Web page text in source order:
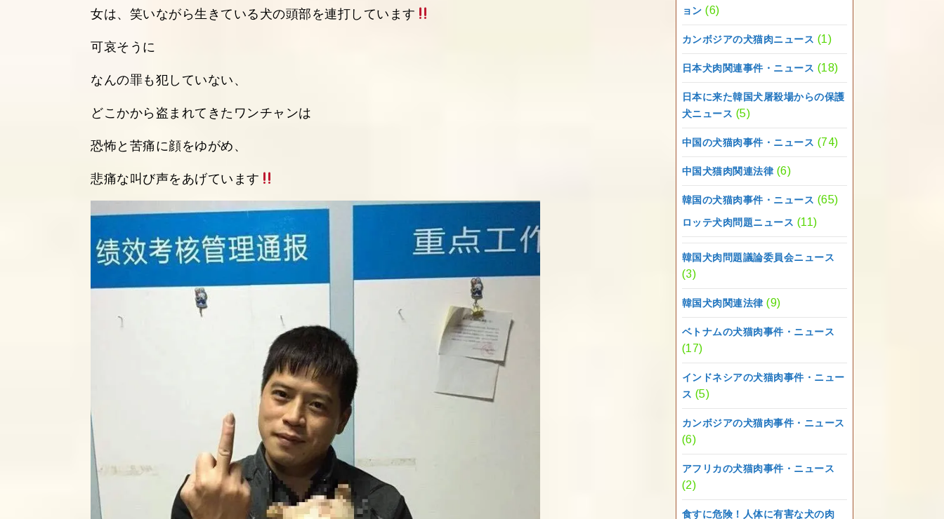
女は、笑いながら生きている犬の頭部を連打しています
可哀そうに
なんの罪も犯していない、
どこかから盗まれてきたワンチャンは
恐怖と苦痛に顔をゆがめ、
悲痛な叫び声をあげています
ョン (6)
カンボジアの犬猫肉ニュース (1)
日本犬肉関連事件・ニュース (18)
日本に来た韓国犬屠殺場からの保護
犬ニュース (5)
中国の犬猫肉事件・ニュース (74)
中国犬猫肉関連法律(6)
韓国の犬猫肉事件・ニュース (65)
ロッテ犬肉問題ニュース (11)
韓国犬肉問題議論委員会ニュース
(3)
韓国犬肉関連法律(9)
ベトナムの犬猫肉事件・ニュース
(17)
インドネシアの犬猫肉事件・ニュー
ス (5)
カンボジアの犬猫肉事件・ニュース
(6)
アフリカの犬猫肉事件・ニュース
(2)
食すに危険！人体に有害な犬の肉